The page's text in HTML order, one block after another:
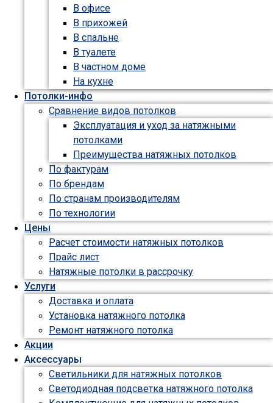
В офисе
В прихожей
В спальне
В туалете
В частном доме
На кухне
Потолки-инфо
Сравнение видов потолков
Эксплуатация и уход за натяжными
потолками
Преимущества натяжных потолков
По фактурам
По брендам
По странам производителям
По технологии
Цены
Расчет стоимости натяжных потолков
Прайс лист
Натяжные потолки в рассрочку
Услуги
Доставка и оплата
Установка натяжного потолка
Ремонт натяжного потолка
Акции
Аксессуары
Светильники для натяжных потолков
Светодиодная подсветка натяжного потолка